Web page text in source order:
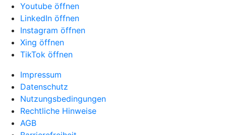
Youtube öffnen
LinkedIn öffnen
Instagram öffnen
Xing öffnen
TikTok öffnen
Impressum
Datenschutz
Nutzungsbedingungen
Rechtliche Hinweise
AGB